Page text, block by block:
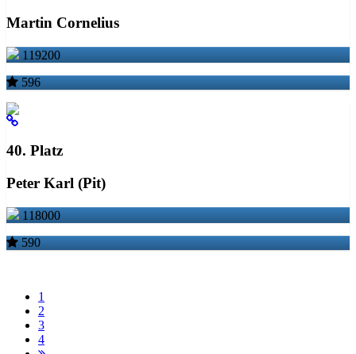
Martin Cornelius
119200
596
40. Platz
Peter Karl (Pit)
118000
590
1
2
3
4